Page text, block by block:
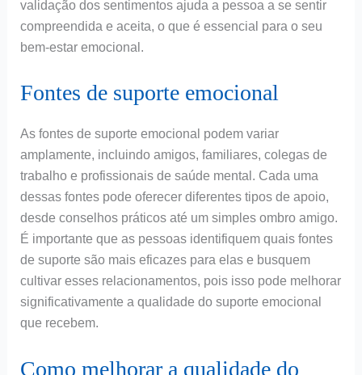
validação dos sentimentos ajuda a pessoa a se sentir
compreendida e aceita, o que é essencial para o seu
bem-estar emocional.
Fontes de suporte emocional
As fontes de suporte emocional podem variar
amplamente, incluindo amigos, familiares, colegas de
trabalho e profissionais de saúde mental. Cada uma
dessas fontes pode oferecer diferentes tipos de apoio,
desde conselhos práticos até um simples ombro amigo.
É importante que as pessoas identifiquem quais fontes
de suporte são mais eficazes para elas e busquem
cultivar esses relacionamentos, pois isso pode melhorar
significativamente a qualidade do suporte emocional
que recebem.
Como melhorar a qualidade do